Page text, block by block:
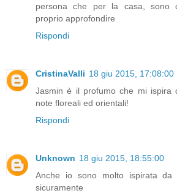
persona che per la casa, sono
proprio approfondire
Rispondi
CristinaValli 18 giu 2015, 17:08:00
Jasmin è il profumo che mi ispira
note floreali ed orientali!
Rispondi
Unknown 18 giu 2015, 18:55:00
Anche io sono molto ispirata da
sicuramente